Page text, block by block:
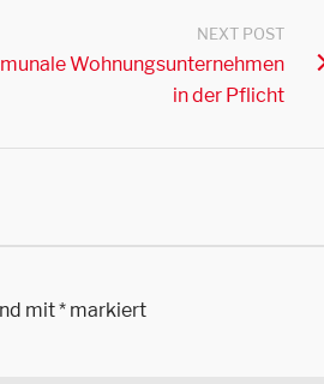
NEXT POST
Wohnungsunternehmen
in der Pflicht
mit* markiert